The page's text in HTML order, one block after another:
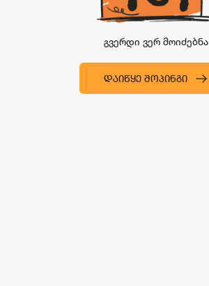
გვერდი ვერ მოიძებნა
ᲓᲐᲘᲬᲧᲔ ᲨᲝᲞᲘᲜᲒᲘ